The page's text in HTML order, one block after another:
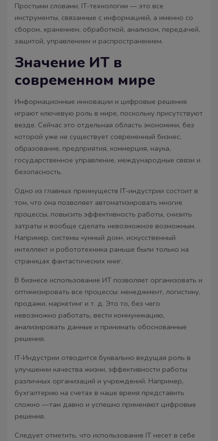
Простыми словами, IT-технологии — это все
инструменты, связанные с информацией, а именно со
сбором, хранением, обработкой, анализом, передачей,
защитой, управлением и распространением.
Значение ИТ в
современном мире
Информационные инновации и цифровые решения
играют ключевую роль в мире, поскольку присутствуют
везде. Сейчас это отдельная область экономики, без
которой уже не существует современный бизнес,
образование, предприятия, коммерция, наука,
государственное управление, международные связи и
безопасность.
Одно из главных преимуществ IT-индустрии состоит в
том, что она позволяет автоматизировать многие
процессы, повысить эффективность работы, снизить
затраты и вообще сделать невозможное возможным.
Например, системы «умный дом», искусственный
интеллект и робототехника раньше были только на
страницах фантастических книг.
В бизнесе использование ИТ позволяет организовать и
оптимизировать все процессы: менеджмент, логистику,
продажи, маркетинг и т. д. Это то, без чего
невозможно работать, вести коммуникацию,
анализировать данные и принимать обоснованные
решения.
IT-Индустрии отводится буквально ведущая роль в
улучшении качества жизни, эффективности работы
различных организаций и учреждений. Например,
бухгалтерию на счетах в наше время представить
сложно —там давно и успешно применяют цифровые
решения.
Следует отметить, что использование IT несет в себе